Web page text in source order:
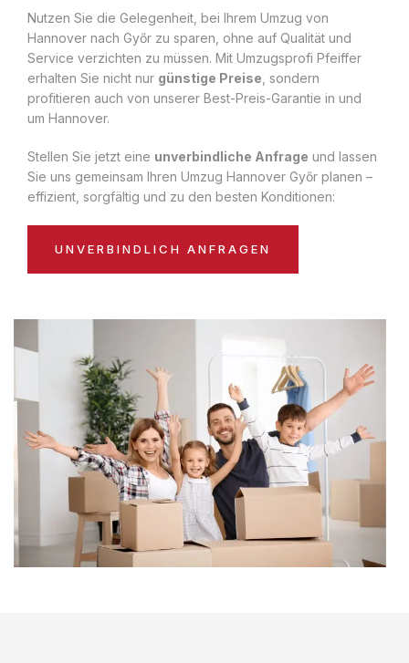
Nutzen Sie die Gelegenheit, bei Ihrem Umzug von
Hannover nach Győr zu sparen, ohne auf Qualität und
Service verzichten zu müssen. Mit Umzugsprofi Pfeiffer
erhalten Sie nicht nur günstige Preise , sondern
profitieren auch von unserer Best-Preis-Garantie in und
um Hannover.
Stellen Sie jetzt eine unverbindliche Anfrage und lassen
Sie uns gemeinsam Ihren Umzug Hannover Győr planen –
effizient, sorgfältig und zu den besten Konditionen:
UNVERBINDLICH ANFRAGEN